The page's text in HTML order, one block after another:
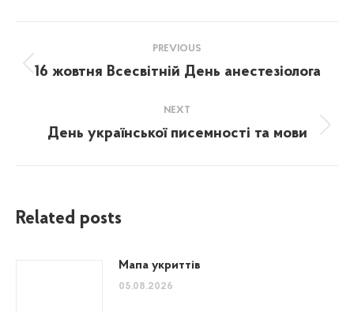
navigation
PREVIOUS
Previous
16 жовтня Всесвітній День анестезіолога
NEXT
Next
День української писемності та мови
Related posts
Мапа укриттів
05.08.2026